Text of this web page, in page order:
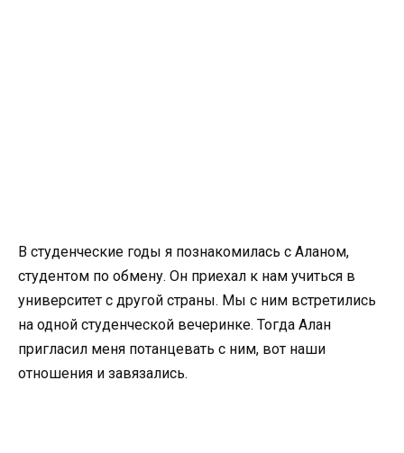
В студенческие годы я познакомилась с Аланом,
студентом по обмену. Он приехал к нам учиться в
университет с другой страны. Мы с ним встретились
на одной студенческой вечеринке. Тогда Алан
пригласил меня потанцевать с ним, вот наши
отношения и завязались.